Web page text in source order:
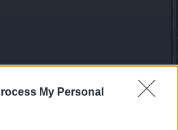
My Personal
HABEN RECHT